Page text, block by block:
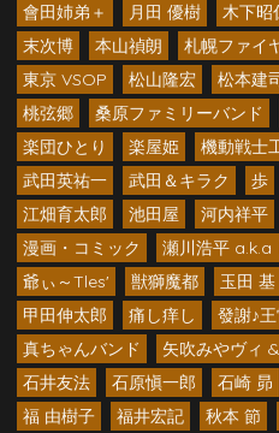
會田姉弟＋
月田 優樹 木下昭
末次博
本山禎朗 札幌ファイ
東京 VSOP
松山隆宏 松本建
桃弦郷
桑原ファミリーバンド
楽団ひとり
楽屋姫 機動戦士
武田英祐一
武田＆キラク 歩
江畑育太郎
池田屋 河内祥平
漫画・コミック
瀬川浩平 a.k.a
爺ぃ～Tles'
獣獅魔都 玉田 基
甲田伸太郎
痛し痒し 發謝♪
真ちゃんバンド
矢吹みやヴィ
石井友法
石原愼一郎 石崎 昴
福 由樹子
福井宏記 秋本 節